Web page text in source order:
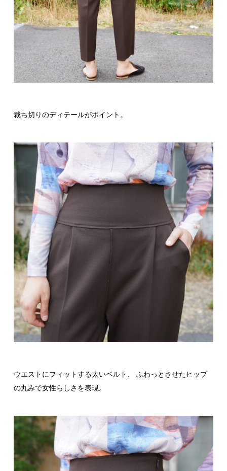
裁ち切りのディテールがポイント。
ウエストにフィットする太いベルト、 ふわっとさせたヒップ
の丸みで女性らしさを表現。